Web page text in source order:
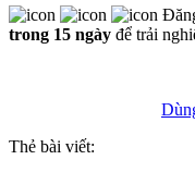
trong 15 ngày để trải
Thẻ bài viết: